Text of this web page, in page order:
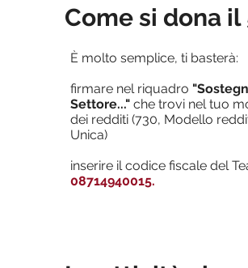
Come si dona
È molto semplice, ti basterà:
firmare nel riquadro
Settore..." che trovi nel tuo
dei redditi (730, Modello
Unica)
inserire il codice fiscale del
08714940015.